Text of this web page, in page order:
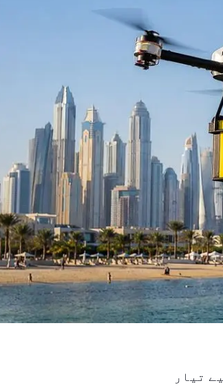
تیار